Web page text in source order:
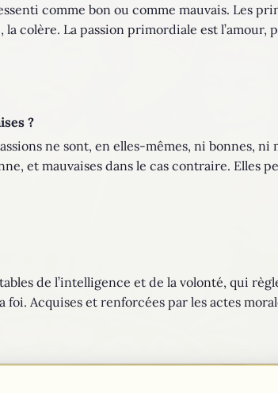
comme bon ou comme mauvais. Les
colère. La passion primordiale est l’amour,
?
ne sont, en elles-mêmes, ni bonnes, ni
et mauvaises dans le cas contraire. Elles
de l’intelligence et de la volonté, qui
Acquises et renforcées par les actes